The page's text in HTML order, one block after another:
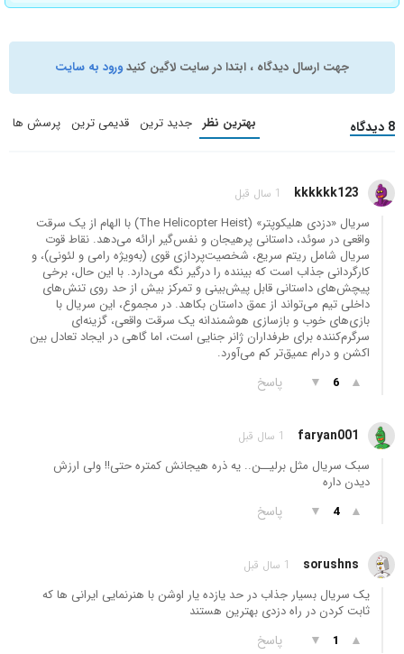
جهت ارسال دیدگاه ، ابتدا در سایت لاگین کنیدورود به سایت
8 دیدگاه بهترین نظر جدید ترین قدیمی ترین پرسش ها
kkkkkk123 1 سال قبل
سریال «دزدی هلیکوپتر» (The Helicopter Heist) با الهام از یک سرقت
واقعی در سوئد، داستانی پرهیجان و نفس‌گیر ارائه می‌دهد. نقاط قوت
سریال شامل ریتم سریع، شخصیت‌پردازی قوی (به‌ویژه رامی و لئونی)، و
کارگردانی جذاب است که بیننده را درگیر نگه می‌دارد. با این حال، برخی
پیچش‌های داستانی قابل پیش‌بینی و تمرکز بیش از حد روی تنش‌های
داخلی تیم می‌تواند از عمق داستان بکاهد. در مجموع، این سریال با
بازی‌های خوب و بازسازی هوشمندانه یک سرقت واقعی، گزینه‌ای
سرگرم‌کننده برای طرفداران ژانر جنایی است، اما گاهی در ایجاد تعادل بین
اکشن و درام عمیق‌تر کم می‌آورد.
▲
6
▼ پاسخ
faryan001 1 سال قبل
سبک سریال مثل برلیــن.. یه ذره هیجانش کمتره حتی!! ولی ارزش
دیدن داره
▲
4
▼ پاسخ
sorushns 1 سال قبل
یک سریال بسیار جذاب در حد یازده یار اوشن با هنرنمایی ایرانی ها که
ثابت کردن در راه دزدی بهترین هستند
▲
1
▼ پاسخ